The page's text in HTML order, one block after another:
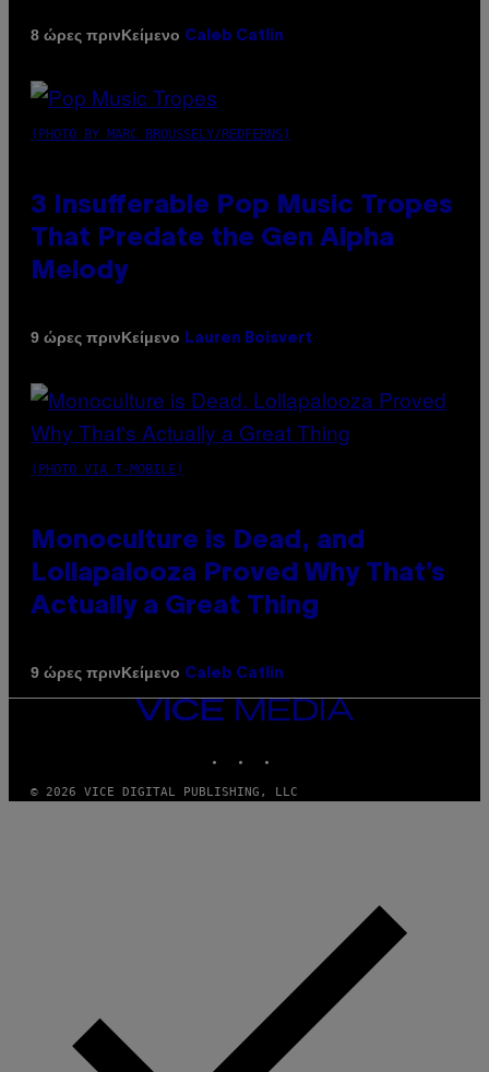
8 ώρες πρινΚείμενο Caleb Catlin
(PHOTO BY MARC BROUSSELY/REDFERNS)
3 Insufferable Pop Music Tropes
That Predate the Gen Alpha
Melody
9 ώρες πρινΚείμενο Lauren Boisvert
(PHOTO VIA T-MOBILE)
Monoculture is Dead, and
Lollapalooza Proved Why That’s
Actually a Great Thing
9 ώρες πρινΚείμενο Caleb Catlin
VICE
MEDIA
© 2026 VICE DIGITAL PUBLISHING, LLC